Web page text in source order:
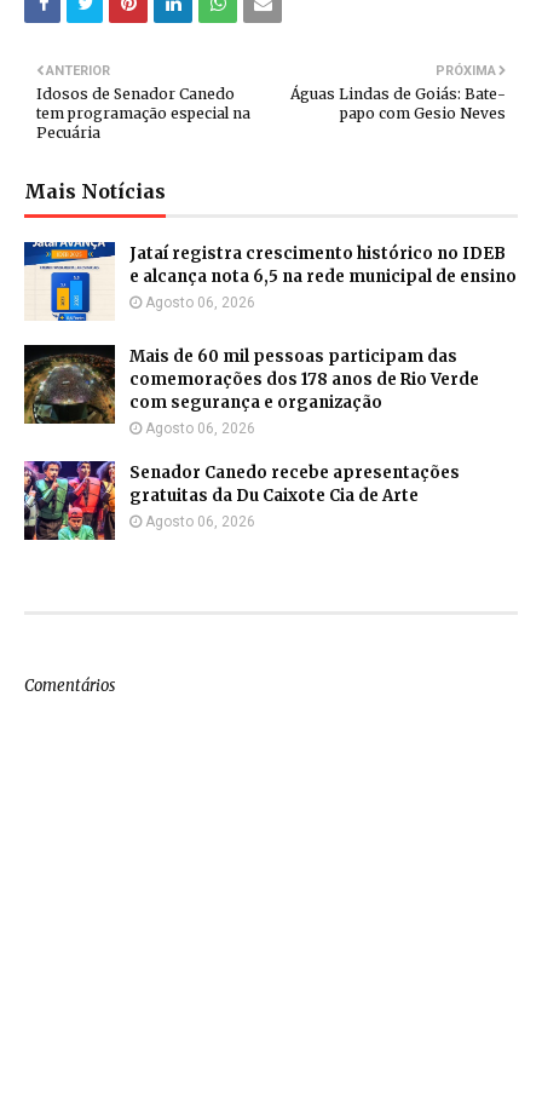
PRÓXIMA
Águas Lindas de Goiás: Bate-
papo com Gesio Neves
ANTERIOR
Idosos de Senador Canedo
tem programação especial na
Pecuária
Mais Notícias
Jataí registra crescimento histórico no IDEB
e alcança nota 6,5 na rede municipal de ensino
Agosto 06, 2026
Mais de 60 mil pessoas participam das
comemorações dos 178 anos de Rio Verde
com segurança e organização
Agosto 06, 2026
Senador Canedo recebe apresentações
gratuitas da Du Caixote Cia de Arte
Agosto 06, 2026
Comentários